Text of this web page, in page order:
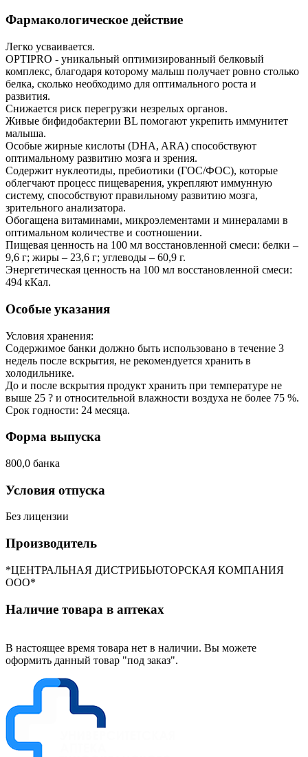
Фармакологическое действие
Легко усваивается.
OPTIPRO - уникальный оптимизированный белковый
комплекс, благодаря которому малыш получает ровно столько
белка, сколько необходимо для оптимального роста и
развития.
Снижается риск перегрузки незрелых органов.
Живые бифидобактерии BL помогают укрепить иммунитет
малыша.
Особые жирные кислоты (DHA, ARA) способствуют
оптимальному развитию мозга и зрения.
Содержит нуклеотиды, пребиотики (ГОС/ФОС), которые
облегчают процесс пищеварения, укрепляют иммунную
систему, способствуют правильному развитию мозга,
зрительного анализатора.
Обогащена витаминами, микроэлементами и минералами в
оптимальном количестве и соотношении.
Пищевая ценность на 100 мл восстановленной смеси: белки –
9,6 г; жиры – 23,6 г; углеводы – 60,9 г.
Энергетическая ценность на 100 мл восстановленной смеси:
494 кКал.
Особые указания
Условия хранения:
Содержимое банки должно быть использовано в течение 3
недель после вскрытия, не рекомендуется хранить в
холодильнике.
До и после вскрытия продукт хранить при температуре не
выше 25 ? и относительной влажности воздуха не более 75 %.
Срок годности: 24 месяца.
Форма выпуска
800,0 банка
Условия отпуска
Без лицензии
Производитель
*ЦЕНТРАЛЬНАЯ ДИСТРИБЬЮТОРСКАЯ КОМПАНИЯ
ООО*
Наличие товара в аптеках
В настоящее время товара нет в наличии. Вы можете
оформить данный товар "под заказ".